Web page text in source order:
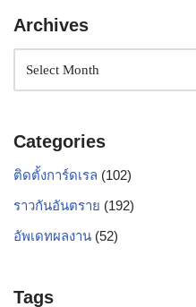
Archives
Categories
ติดตั้งการ์ดเรล (102)
ราวกันอันตราย (192)
อัพเดทผลงาน (52)
Tags